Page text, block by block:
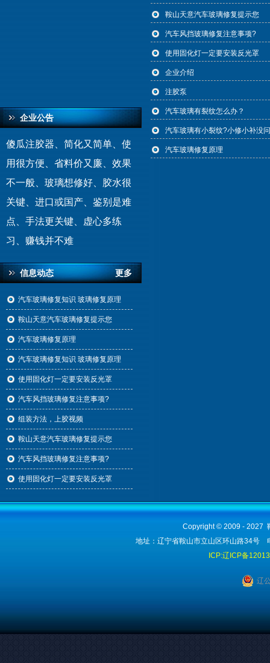
企业公告
傻瓜注胶器、简化又简单、使
用很方便、省料价又廉、效果
不一般、玻璃想修好、胶水很
关键、进口或国产、鉴别是难
点、手法更关键、虚心多练
习、赚钱并不难
更多
信息动态
汽车玻璃修复知识 玻璃修复原理
鞍山天意汽车玻璃修复提示您
汽车玻璃修复原理
汽车玻璃修复知识 玻璃修复原理
使用固化灯一定要安装反光罩
汽车风挡玻璃修复注意事项?
组装方法，上胶视频
鞍山天意汽车玻璃修复提示您
汽车风挡玻璃修复注意事项?
使用固化灯一定要安装反光罩
鞍山天意汽车玻璃修复提示您
汽车风挡玻璃修复注意事项?
使用固化灯一定要安装反光罩
企业介绍
注胶泵
汽车玻璃有裂纹怎么办？
汽车玻璃有小裂纹?小修小补没
汽车玻璃修复原理
Copyright © 2009 - 2027
地址：辽宁省鞍山市立山区环山路34
ICP:辽ICP备
辽